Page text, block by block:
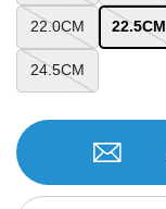
22.0CM 22.5CM
24.5CM